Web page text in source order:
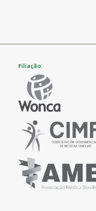
Filiação: